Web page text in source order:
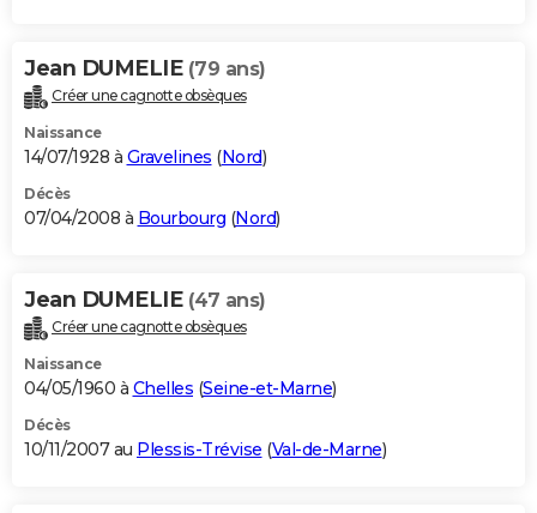
Jean DUMELIE (79 ans)
Créer une cagnotte obsèques
Naissance
14/07/1928 à Gravelines (Nord)
Décès
07/04/2008 à Bourbourg (Nord)
Jean DUMELIE (47 ans)
Créer une cagnotte obsèques
Naissance
04/05/1960 à Chelles (Seine-et-Marne)
Décès
10/11/2007 au Plessis-Trévise (Val-de-Marne)